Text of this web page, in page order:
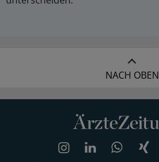
NACH OBEN